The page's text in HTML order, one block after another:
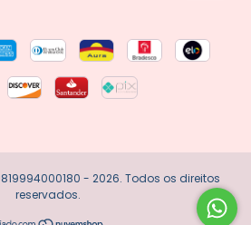
- 2026. Todos os direitos
reservados.